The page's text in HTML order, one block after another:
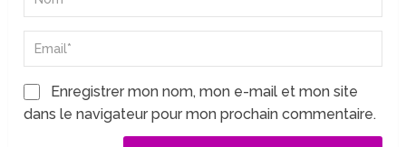
Enregistrer mon nom, mon e-mail et mon site
dans le navigateur pour mon prochain commentaire.